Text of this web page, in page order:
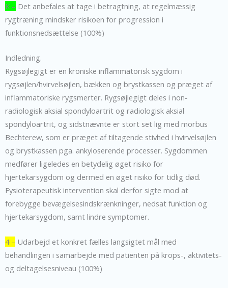
K – Det anbefales at tage i betragtning, at regelmæssig
rygtræning mindsker risikoen for progression i
funktionsnedsættelse (100%)
Indledning.
Rygsøjlegigt er en kroniske inflammatorisk sygdom i
rygsøjlen/hvirvelsøjlen, bækken og brystkassen og præget af
inflammatoriske rygsmerter. Rygsøjlegigt deles i non-
radiologisk aksial spondyloartrit og radiologisk aksial
spondyloartrit, og sidstnævnte er stort set lig med morbus
Bechterew, som er præget af tiltagende stivhed i hvirvelsøjlen
og brystkassen pga. ankyloserende processer. Sygdommen
medfører ligeledes en betydelig øget risiko for
hjertekarsygdom og dermed en øget risiko for tidlig død.
Fysioterapeutisk intervention skal derfor sigte mod at
forebygge bevægelsesindskrænkninger, nedsat funktion og
hjertekarsygdom, samt lindre symptomer.
4 – Udarbejd et konkret fælles langsigtet mål med
behandlingen i samarbejde med patienten på krops-, aktivitets-
og deltagelsesniveau (100%)